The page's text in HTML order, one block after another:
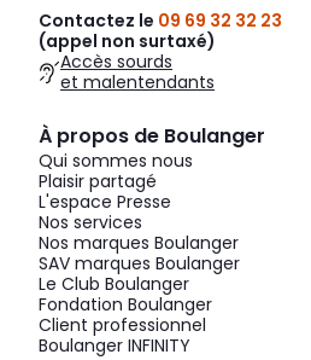
Contactez le 09 69 32 32 23
(appel non surtaxé)
Accès sourds
et malentendants
À propos de Boulanger
Qui sommes nous
Plaisir partagé
L'espace Presse
Nos services
Nos marques Boulanger
SAV marques Boulanger
Le Club Boulanger
Fondation Boulanger
Client professionnel
Boulanger INFINITY